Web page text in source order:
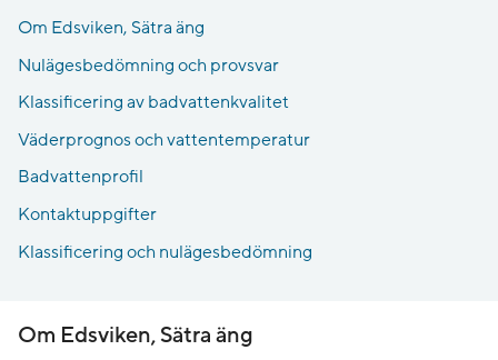
Om Edsviken, Sätra äng
Nulägesbedömning och provsvar
Klassificering av badvattenkvalitet
Väderprognos och vattentemperatur
Badvattenprofil
Kontaktuppgifter
Klassificering och nulägesbedömning
Om Edsviken, Sätra äng